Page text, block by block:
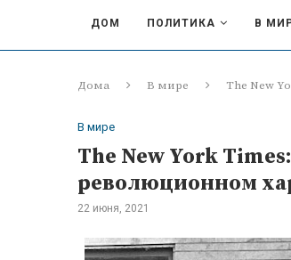
ДОМ ПОЛИТИКА В
Дома В мире The New
В мире
The New York
революционном
22 июня, 2021